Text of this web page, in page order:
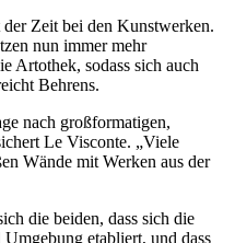
Zeit bei den Kunstwerken.
nun immer mehr
Artothek, sodass sich auch
Behrens.
nach großformatigen,
Le Visconte. „Viele
Wände mit Werken aus der
die beiden, dass sich die
etabliert, und dass